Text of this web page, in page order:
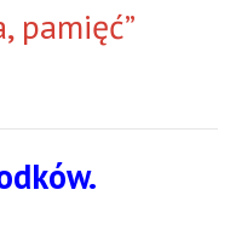
pamięć”